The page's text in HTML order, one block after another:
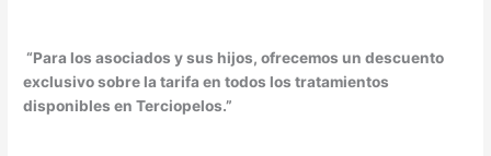
“Para los asociados y sus hijos, ofrecemos un descuento
exclusivo sobre la tarifa en todos los tratamientos
disponibles en Terciopelos.”